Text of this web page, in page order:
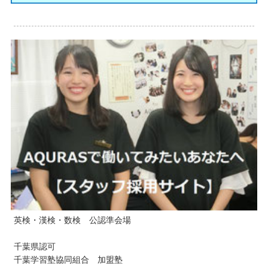
英検・漢検・数検 公認準会場
千葉県認可
千葉学習塾協同組合 加盟塾